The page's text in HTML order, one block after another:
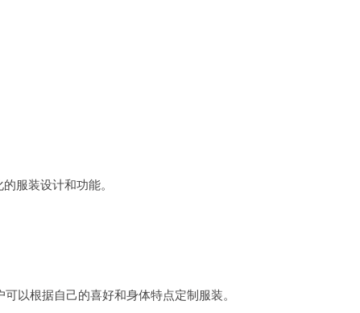
服装设计和功能。
以根据自己的喜好和身体特点定制服装。